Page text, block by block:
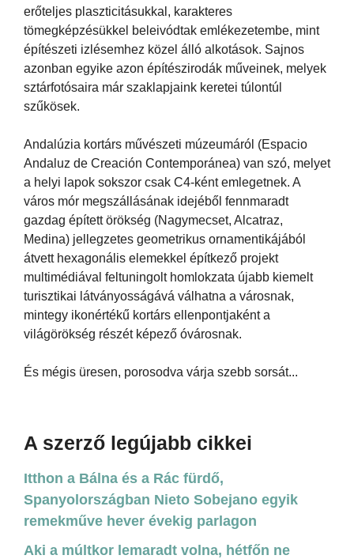
erőteljes plaszticitásukkal, karakteres
tömegképzésükkel beleivódtak emlékezetembe, mint
építészeti izlésemhez közel álló alkotások. Sajnos
azonban egyike azon építészirodák műveinek, melyek
sztárfotósaira már szaklapjaink keretei túlontúl
szűkösek.
Andalúzia kortárs művészeti múzeumáról (Espacio
Andaluz de Creación Contemporánea) van szó, melyet
a helyi lapok sokszor csak C4-ként emlegetnek. A
város mór megszállásának idejéből fennmaradt
gazdag épített örökség (Nagymecset, Alcatraz,
Medina) jellegzetes geometrikus ornamentikájából
átvett hexagonális elemekkel építkező projekt
multimédiával feltuningolt homlokzata újabb kiemelt
turisztikai látványosságává válhatna a városnak,
mintegy ikonértékű kortárs ellenpontjaként a
világörökség részét képező óvárosnak.
És mégis üresen, porosodva várja szebb sorsát...
A szerző legújabb cikkei
Itthon a Bálna és a Rác fürdő,
Spanyolországban Nieto Sobejano egyik
remekműve hever évekig parlagon
Aki a múltkor lemaradt volna, hétfőn ne